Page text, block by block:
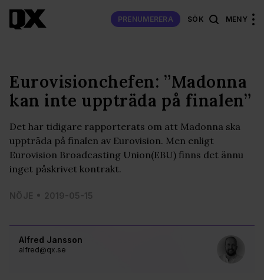
PRENUMERERA SÖK MENY
Alfred Jansson
alfred@qx.se
Eurovisionchefen: ”Madonna
kan inte uppträda på finalen”
Det har tidigare rapporterats om att Madonna ska
uppträda på finalen av Eurovision. Men enligt
Eurovision Broadcasting Union(EBU) finns det ännu
inget påskrivet kontrakt.
NÖJE 2019-05-15